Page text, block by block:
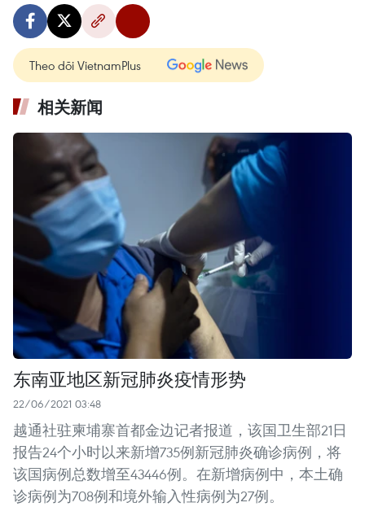
Theo dõi VietnamPlus
相关新闻
东南亚地区新冠肺炎疫情形势
22/06/2021 03:48
越通社驻柬埔寨首都金边记者报道，该国卫生部21日
报告24个小时以来新增735例新冠肺炎确诊病例，将
该国病例总数增至43446例。在新增病例中，本土确
诊病例为708例和境外输入性病例为27例。